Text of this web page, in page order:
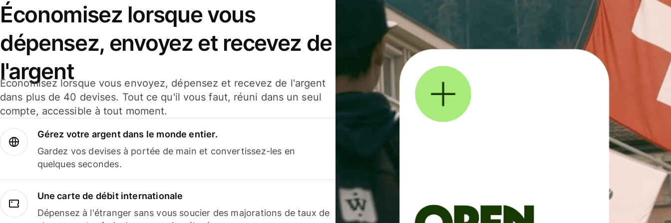
Économisez lorsque vous
dépensez, envoyez et recevez de
l'argent
Économisez lorsque vous envoyez, dépensez et recevez de l'argent
dans plus de 40 devises. Tout ce qu'il vous faut, réuni dans un seul
compte, accessible à tout moment.
Gérez votre argent dans le monde entier.
Gardez vos devises à portée de main et convertissez-les en
quelques secondes.
Une carte de débit internationale
Dépensez à l'étranger sans vous soucier des majorations de taux de